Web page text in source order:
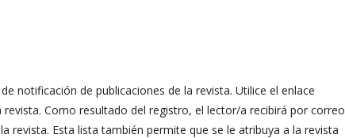
notificación de publicaciones de la revista. Utilice el enlace
Como resultado del registro, el lector/a recibirá por correo
revista. Esta lista también permite que se le atribuya a la revista